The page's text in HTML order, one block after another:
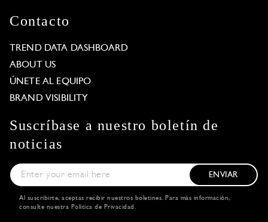
Contacto
TREND DATA DASHBOARD
ABOUT US
ÚNETE AL EQUIPO
BRAND VISIBILITY
Suscríbase a nuestro boletín de
noticias
ENVIAR
Al suscribirte, aceptas recibir nuestros boletines. Para más información,
consulte nuestra Política de Privacidad .